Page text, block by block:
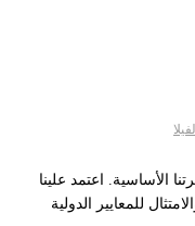
الأساسية. اعتمد علينا